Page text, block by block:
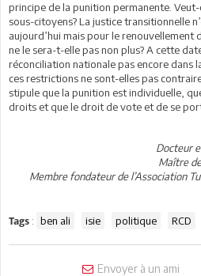
principe de la punition permanente.
sous-citoyens? La justice transitionnelle
aujourd’hui mais pour le renouvellement
ne le sera-t-elle pas non plus? A cette
réconciliation nationale pas encore dans
ces restrictions ne sont-elles pas
stipule que la punition est individuelle,
droits et que le droit de vote et de se
Docteur
Maître
Membre fondateur de l’Association
Tags : ben ali isie politique RCD
Envoyer à un ami